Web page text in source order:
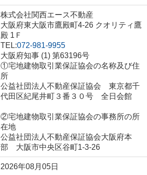
株式会社関西エース不動産
大阪府東大阪市鷹殿町4-26 クオリティ鷹
殿 1Ｆ
TEL:072-981-9955
大阪府知事 (1) 第63196号
①宅地建物取引業保証協会の名称及び住
所
公益社団法人不動産保証協会 東京都千
代田区紀尾井町３番３０号 全日会館
②宅地建物取引業保証協会の事務所の所
在地
公益社団法人不動産保証協会大阪府本
部 大阪市中央区谷町1-3-26
2026年08月05日